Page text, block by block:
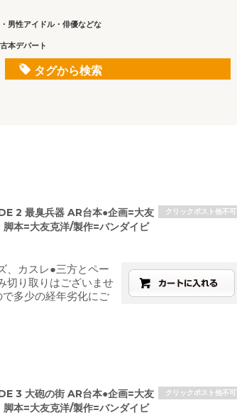
男性アイドル・俳優などな
本デパート
タグから検索
クリックポスト他不可
2 最臭兵器 AR台本●企画=大友
本=大友克洋/製作=バンダイビ
、カスレ●三方とペー
切り取りはございませ
多少の経年劣化にご
クリックポスト他不可
3 大砲の街 AR台本●企画=大友
本=大友克洋/製作=バンダイビ